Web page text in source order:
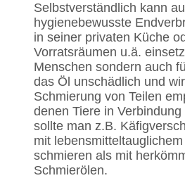
Selbstverständlich kann
hygienebewusste
in seiner privaten Küche
Vorratsräumen u.ä.
Menschen sondern auch
das Öl unschädlich und
Schmierung von Teilen
denen Tiere in
sollte man z.B.
mit
schmieren als mit
Schmierölen.